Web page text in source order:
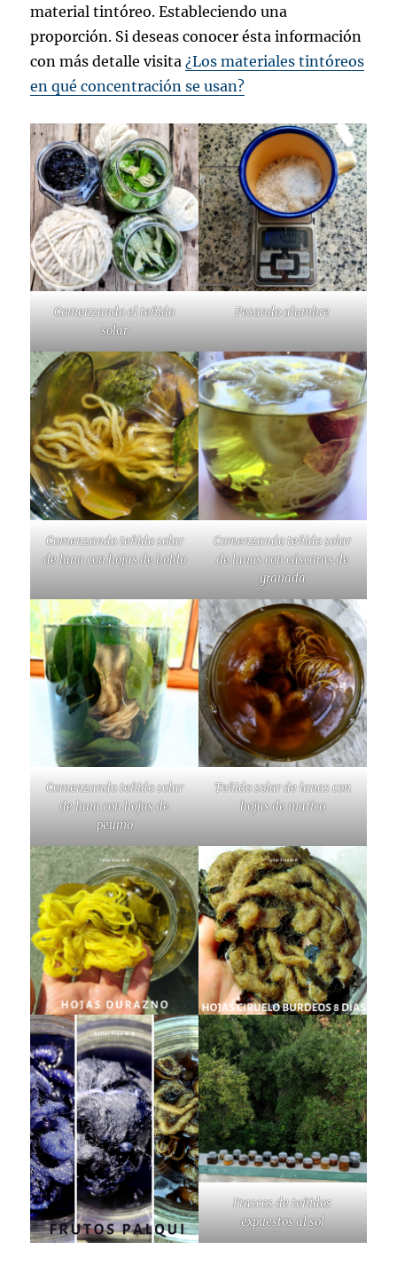
material tintóreo. Estableciendo una
proporción. Si deseas conocer ésta información
con más detalle visita¿Los materiales tintóreos
en qué concentración se usan?
Comenzando el teñido
solar
Pesando alumbre
Comenzando teñido solar
de lana con hojas de boldo
Comenzando teñido solar
de lanas con cáscaras de
granada
Comenzando teñido solar
de lana con hojas de
peumo
Teñido solar de lanas con
hojas de matico
Frascos de teñidos
expuestos al sol